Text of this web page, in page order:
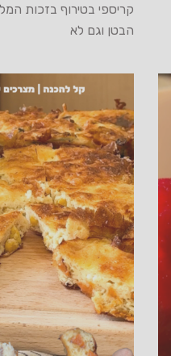
קריספי בטירוף בזכות
הבטן וגם לא